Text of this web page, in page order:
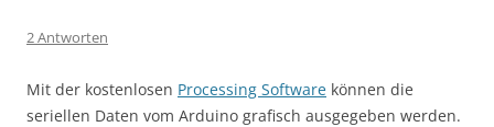
2 Antworten
Mit der kostenlosen Processing Software können die
seriellen Daten vom Arduino grafisch ausgegeben werden.